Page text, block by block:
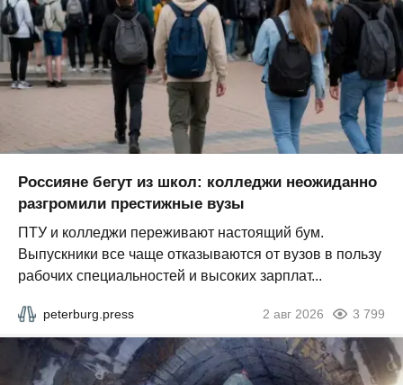
Россияне бегут из школ: колледжи неожиданно
разгромили престижные вузы
ПТУ и колледжи переживают настоящий бум.
Выпускники все чаще отказываются от вузов в пользу
рабочих специальностей и высоких зарплат...
peterburg.press 2 авг 2026 3 799